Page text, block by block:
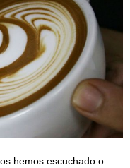
hemos escuchado o